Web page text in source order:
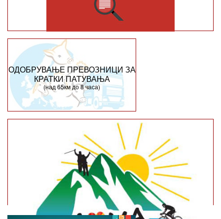
ОДОБРУВАЊЕ ПРЕВОЗНИЦИ ЗА
КРАТКИ ПАТУВАЊА
(над 65км до 8 часа)